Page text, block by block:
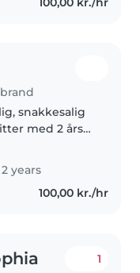
snakkesalig
med 2 års
Jeg er
kæledyr,
og hjælp til..
years
100,00 kr./hr
1